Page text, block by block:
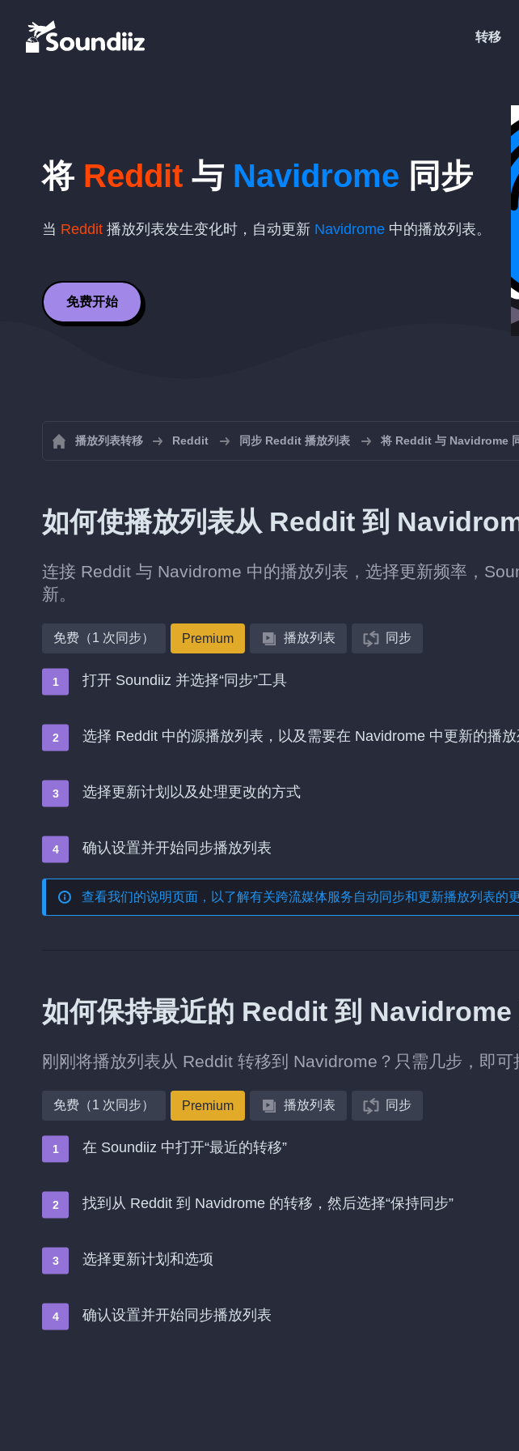
转移
将 Reddit 与 Navidrome 同步
当 Reddit 播放列表发生变化时，自动更新 Navidrome 中的播放列表。
免费开始
播放列表转移 Reddit 同步 Reddit 播放列表 将 Reddit 与 Navidrome
如何使播放列表从 Reddit 到
连接 Reddit 与 Navidrome 中的播放列表，选择更新频率，
新。
免费（1 次同步） Premium 播放列表 同步
打开 Soundiiz 并选择“同步”工具
选择 Reddit 中的源播放列表，以及需要在 Navidrome 中更新的播放
选择更新计划以及处理更改的方式
确认设置并开始同步播放列表
查看我们的说明页面，以了解有关跨流媒体服务自动同步和更新播放列表的
如何保持最近的 Reddit 到 Navidrome
刚刚将播放列表从 Reddit 转移到 Navidrome？只需几步，即可
免费（1 次同步） Premium 播放列表 同步
在 Soundiiz 中打开“最近的转移”
找到从 Reddit 到 Navidrome 的转移，然后选择“保持同步”
选择更新计划和选项
确认设置并开始同步播放列表